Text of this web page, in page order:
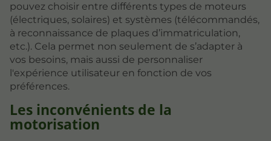
pouvez choisir entre différents types de moteurs
(électriques, solaires) et systèmes (télécommandés,
à reconnaissance de plaques d’immatriculation,
etc.). Cela permet non seulement de s’adapter à
vos besoins, mais aussi de personnaliser
l'expérience utilisateur en fonction de vos
préférences.
Les inconvénients de la
motorisation